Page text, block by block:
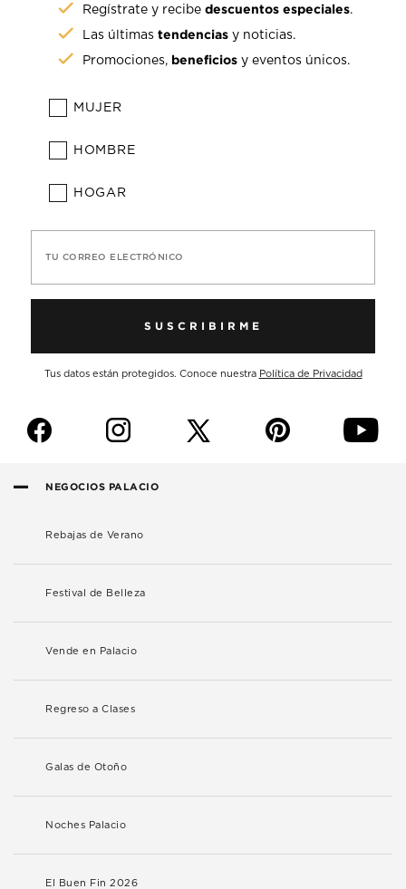
Regístrate y recibedescuentos especiales.
Las últimastendencias y noticias.
Promociones, beneficios y eventos únicos.
MUJER
HOMBRE
HOGAR
TU CORREO ELECTRÓNICO
SUSCRIBIRME
Tus datos están protegidos. Conoce nuestra Política de Privacidad
f i p y
NEGOCIOS PALACIO
Rebajas de Verano
Festival de Belleza
Vende en Palacio
Regreso a Clases
Galas de Otoño
Noches Palacio
El Buen Fin 2026